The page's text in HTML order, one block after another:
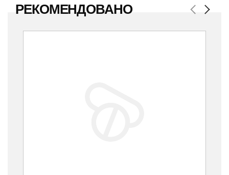
РЕКОМЕНДОВАНО Previous
Next